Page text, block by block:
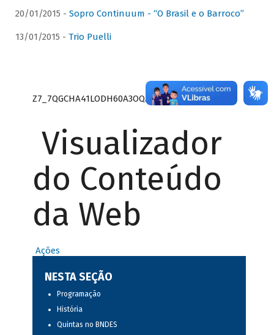
20/01/2015 - Sopro Continuum - “O Brasil e o Barroco”
13/01/2015 - Trio Puelli
Z7_7QGCHA41LODH60A3OQA8RN1415
Visualizador
do Conteúdo
da Web
Ações
NESTA SEÇÃO
Programação
História
Quintas no BNDES